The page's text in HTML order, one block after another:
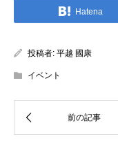
Hatena
投稿者: 平越 國康
イベント